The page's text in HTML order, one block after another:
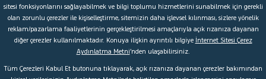
İkinci El Garanti
Kampanyalar
Kredi Hesaplama & Başvuru
sitesi fonksiyonlarını sağlayabilmek ve bilgi toplumu hizmetlerini sunabilmek için gerekli
olan zorunlu çerezler ile kişiselleştirme, sitemizin daha işlevsel kılınması, sizlere yönelik
reklam/pazarlama faaliyetlerinin gerçekleştirilmesi amaçlarıyla açık rızanıza dayanan
diğer çerezler kullanılmaktadır. Konuya ilişkin ayrıntılı bilgiye İnternet Sitesi Çerez
Aydınlatma Metni’nden ulaşabilirsiniz.
Tüm Çerezleri Kabul Et butonuna tıklayarak, açık rızanıza dayanan çerezler bakımından